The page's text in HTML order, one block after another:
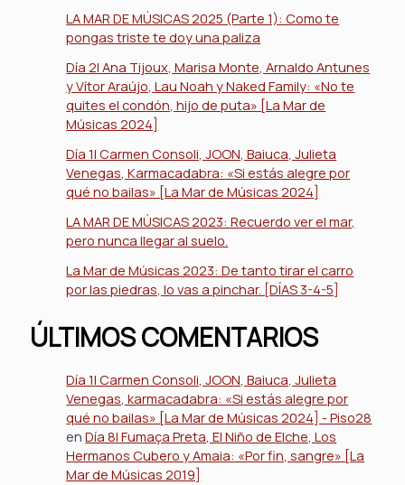
LA MAR DE MÚSICAS 2025 (Parte 1): Como te
pongas triste te doy una paliza
Día 2| Ana Tijoux, Marisa Monte, Arnaldo Antunes
y Vítor Araújo, Lau Noah y Naked Family: «No te
quites el condón, hijo de puta» [La Mar de
Músicas 2024]
Día 1| Carmen Consoli, JOON, Baiuca, Julieta
Venegas, Karmacadabra: «Si estás alegre por
qué no bailas» [La Mar de Músicas 2024]
LA MAR DE MÚSICAS 2023: Recuerdo ver el mar,
pero nunca llegar al suelo.
La Mar de Músicas 2023: De tanto tirar el carro
por las piedras, lo vas a pinchar. [DÍAS 3-4-5]
ÚLTIMOS COMENTARIOS
Día 1| Carmen Consoli, JOON, Baiuca, Julieta
Venegas, karmacadabra: «Si estás alegre por
qué no bailas» [La Mar de Músicas 2024] - Piso28
enDía 8| Fumaça Preta, El Niño de Elche, Los
Hermanos Cubero y Amaia: «Por fin, sangre» [La
Mar de Músicas 2019]